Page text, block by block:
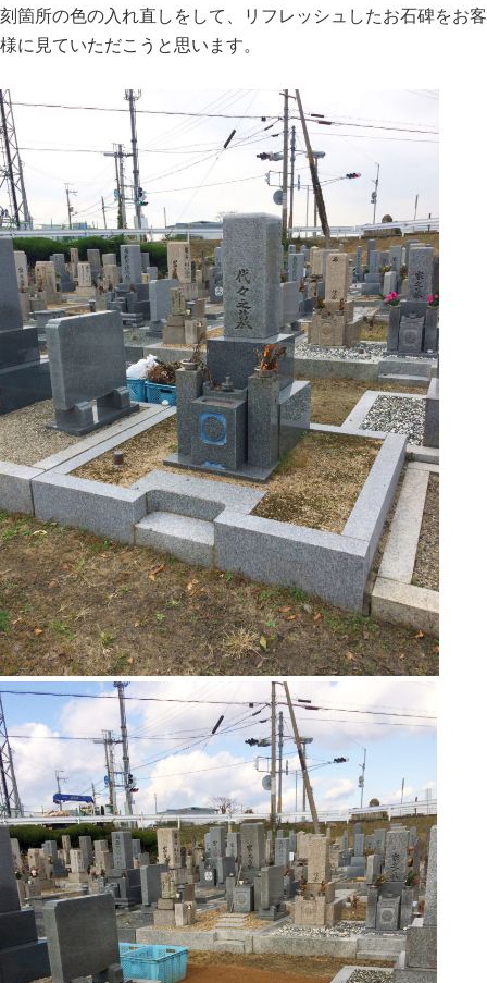
刻箇所の色の入れ直しをして、リフレッシュしたお石碑をお客
様に見ていただこうと思います。